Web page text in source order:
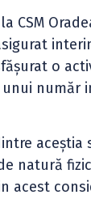
CSM
o
număr
natură
acest